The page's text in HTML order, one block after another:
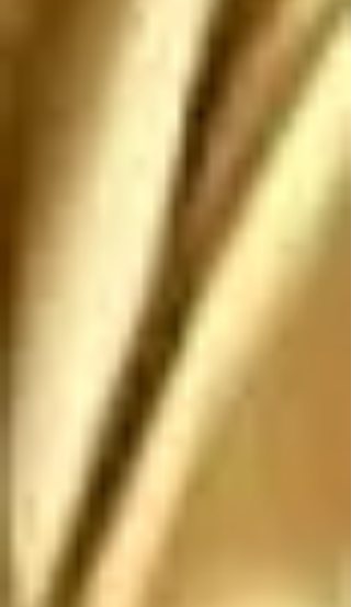
atacan los saludo
antes de que sean
ANIQUILADOS por
SUS propias
construcciones
paradójicas que son
más grandes de lo que
piensan
Atentamente: Satanás